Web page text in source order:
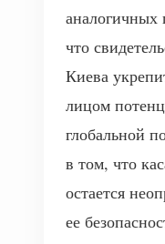
аналогичных
что
Киева
лицом
глобальной
в том, что
остается
ее